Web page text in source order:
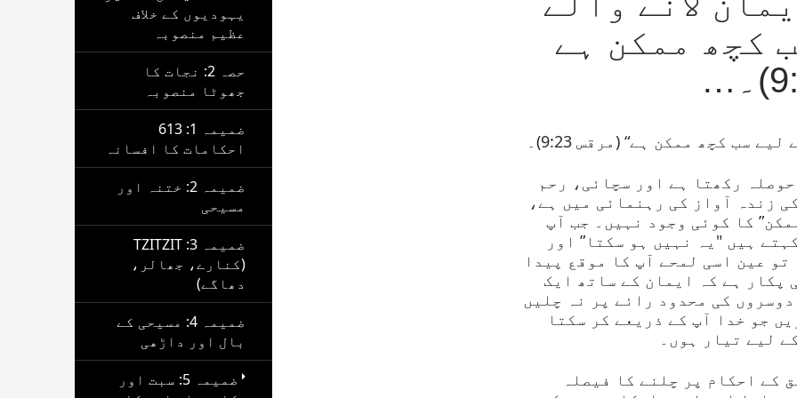
کچھ ممکن ہے
سب کچھ ممکن ہے“ (مرقس 9:23)۔
رکھتا ہے اور سچائی، رحم
زندہ آواز کی رہنمائی میں ہے،
کا کوئی وجود نہیں۔ جب آپ
ہیں "یہ نہیں ہو سکتا” اور
عین اسی لمحے آپ کا موقع پیدا
پکار ہے کہ ایمان کے ساتھ ایک
کی محدود رائے پر نہ چلیں
جو خدا آپ کے ذریعے کر سکتا
لیے تیار ہوں۔
کے احکام پر چلنے کا فیصلہ
یہودیوں کے خلاف
عظیم منصوبہ
حصہ 2: نجات کا
جھوٹا منصوبہ
ضمیمہ 1: 613
احکامات کا افسانہ
ضمیمہ 2: ختنہ اور
مسیحی
ضمیمہ 3: TZITZIT
(کنارے، جھالر،
دھاگے)
ضمیمہ 4: مسیحی کے
بال اور داڑھی
ضمیمہ 5: سبت اور